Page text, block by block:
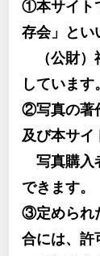
①本サイト
存会」とい
（公財）
しています
②写真の著
及び本サイ
写真購入
できます。
③定められ
合には、許